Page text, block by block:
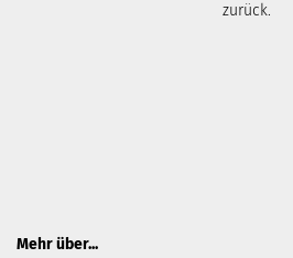
zurück.
Mehr über...